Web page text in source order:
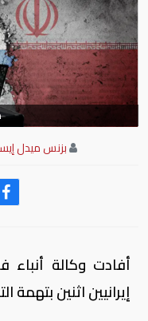
بزنس ميدل
أفادت وكالة أنباء
إيرانيين اثنين